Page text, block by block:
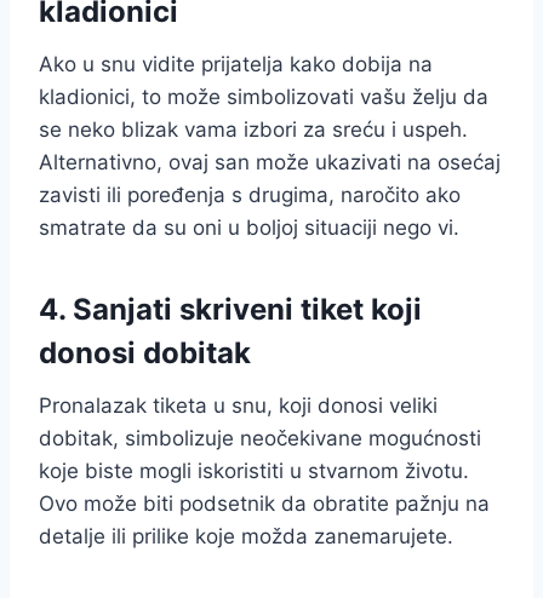
kladionici
Ako u snu vidite prijatelja kako dobija na
kladionici, to može simbolizovati vašu želju da
se neko blizak vama izbori za sreću i uspeh.
Alternativno, ovaj san može ukazivati na osećaj
zavisti ili poređenja s drugima, naročito ako
smatrate da su oni u boljoj situaciji nego vi.
4. Sanjati skriveni tiket koji
donosi dobitak
Pronalazak tiketa u snu, koji donosi veliki
dobitak, simbolizuje neočekivane mogućnosti
koje biste mogli iskoristiti u stvarnom životu.
Ovo može biti podsetnik da obratite pažnju na
detalje ili prilike koje možda zanemarujete.